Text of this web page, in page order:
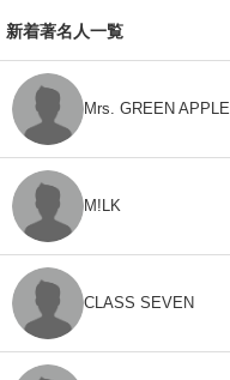
新着著名人一覧
Mrs. GREEN APPLE
M!LK
CLASS SEVEN